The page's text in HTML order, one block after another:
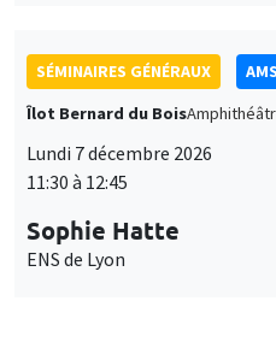
SÉMINAIRES GÉNÉRAUX
Îlot Bernard du Bois
Lundi 7 décembre 2026
11:30 à 12:45
Sophie Hatte
ENS de Lyon